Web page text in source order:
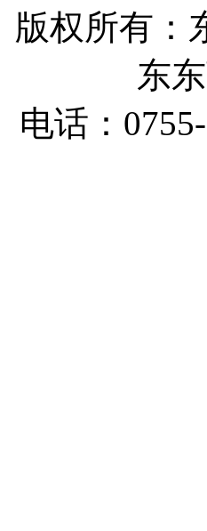
版权所有：
东
电话：